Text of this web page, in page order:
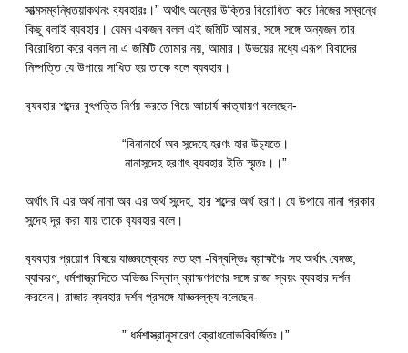
সাত্মসম্বন্ধিতয়াকথনং ব‍্যবহারঃ।” অর্থাৎ অন্যের উক্তির বিরোধিতা করে নিজের সম্বন্ধে
কিছু বলাই ব্যবহার। যেমন একজন বলল এই জমিটি আমার, সঙ্গে সঙ্গে অন্যজন তার
বিরোধিতা করে বলল না এ জমিটি তোমার নয়, আমার। উভয়ের মধ্যে এরূপ বিবাদের
নিষ্পত্তি যে উপায়ে সাধিত হয় তাকে বলে ব্যবহার।
ব‍্যবহার শব্দের বুৎপত্তি নির্ণয় করতে গিয়ে আচার্য কাত‍্যায়ণ বলেছেন-
“বিনানার্থে অব সন্দেহে হরণং হার উচ‍্যতে।
নানাসন্দেহ হরণাৎ ব‍্যবহার ইতি স্মৃতঃ।।”
অর্থাৎ বি এর অর্থ নানা অব এর অর্থ সন্দেহ, হার শব্দের অর্থ হরণ। যে উপায়ে নানা প্রকার
সন্দেহ দূর করা যায় তাকে ব‍্যবহার বলে।
ব‍্যবহার প্রয়োগ বিষয়ে যাজ্ঞবল্ক‍্যের মত হল -বিদ্বদ্ভিঃ ব্রাহ্মণৈঃ সহ অর্থাৎ বেদজ্ঞ,
ব্যাকরণ, ধর্মশাস্ত্রাদিতে অভিজ্ঞ বিদ্বান্ ব্রাহ্মণগণের সঙ্গে রাজা স্বয়ং ব্যবহার দর্শন
করবেন। রাজার ব্যবহার দর্শন প্রসঙ্গে যাজ্ঞবল্ক‍্য বলেছেন-
” ধর্মশাস্ত্রানুসারেণ ক্রোধলোভবিবর্জিতঃ।”